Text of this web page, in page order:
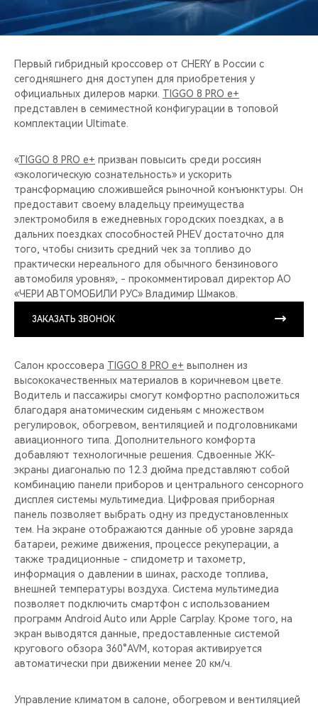
CHERY И СПОРТ
ВИДЕООБЗОРЫ
Первый гибридный кроссовер от CHERY в России с
сегодняшнего дня доступен для приобретения у
официальных дилеров марки. TIGGO 8 PRO e+
представлен в семиместной конфигурации в топовой
комплектации Ultimate.
«TIGGO 8 PRO e+ призван повысить среди россиян
«экологическую сознательность» и ускорить
трансформацию сложившейся рыночной конъюнктуры. Он
предоставит своему владельцу преимущества
электромобиля в ежедневных городских поездках, а в
дальних поездках способностей PHEV достаточно для
того, чтобы снизить средний чек за топливо до
практически нереального для обычного бензинового
автомобиля уровня», - прокомментировал директор АО
«ЧЕРИ АВТОМОБИЛИ РУС» Владимир Шмаков.
ЗАКАЗАТЬ ЗВОНОК
Салон кроссовера TIGGO 8 PRO e+ выполнен из
высококачественных материалов в коричневом цвете.
Водитель и пассажиры смогут комфортно расположиться
благодаря анатомическим сиденьям с множеством
регулировок, обогревом, вентиляцией и подголовниками
авиационного типа. Дополнительного комфорта
добавляют технологичные решения. Сдвоенные ЖК-
экраны диагональю по 12.3 дюйма представляют собой
комбинацию панели приборов и центрального сенсорного
дисплея системы мультимедиа. Цифровая приборная
панель позволяет выбрать одну из предустановленных
тем. На экране отображаются данные об уровне заряда
батареи, режиме движения, процессе рекуперации, а
также традиционные - спидометр и тахометр,
информация о давлении в шинах, расходе топлива,
внешней температуры воздуха. Система мультимедиа
позволяет подключить смартфон с использованием
программ Android Auto или Apple Carplay. Кроме того, на
экран выводятся данные, предоставленные системой
кругового обзора 360°AVM, которая активируется
автоматически при движении менее 20 км/ч.
Управление климатом в салоне, обогревом и вентиляцией